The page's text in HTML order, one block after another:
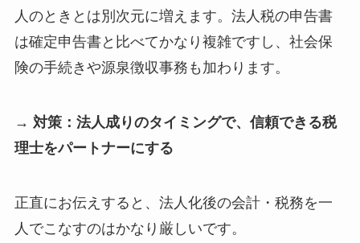
人のときとは別次元に増えます。法人税の申告書
は確定申告書と比べてかなり複雑ですし、社会保
険の手続きや源泉徴収事務も加わります。
→ 対策：法人成りのタイミングで、信頼できる税
理士をパートナーにする
正直にお伝えすると、法人化後の会計・税務を一
人でこなすのはかなり厳しいです。